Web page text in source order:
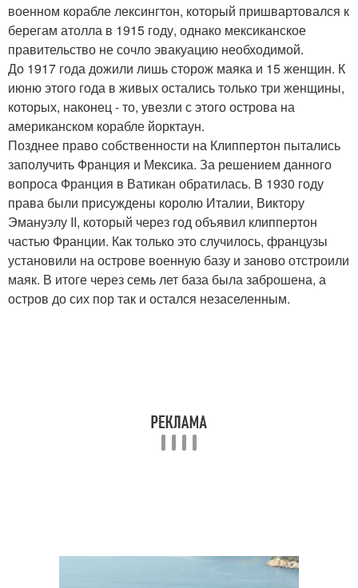
военном корабле лексингтон, который пришвартовался к
берегам атолла в 1915 году, однако мексиканское
правительство не сочло эвакуацию необходимой.
До 1917 года дожили лишь сторож маяка и 15 женщин. К
июню этого года в живых остались только три женщины,
которых, наконец - то, увезли с этого острова на
американском корабле йорктаун.
Позднее право собственности на Клиппертон пытались
заполучить Франция и Мексика. За решением данного
вопроса Франция в Ватикан обратилась. В 1930 году
права были присуждены королю Италии, Виктору
Эмануэлу II, который через год объявил клиппертон
частью Франции. Как только это случилось, французы
установили на острове военную базу и заново отстроили
маяк. В итоге через семь лет база была заброшена, а
остров до сих пор так и остался незаселенным.